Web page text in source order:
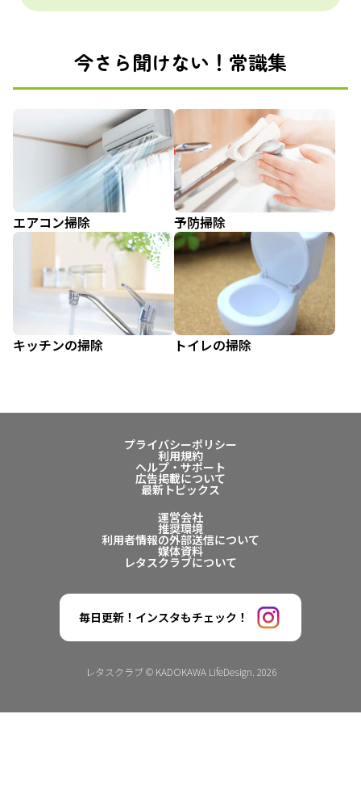
今さら聞けない！常識集
エアコン掃除 予防掃除
キッチンの掃除 トイレの掃除
プライバシーポリシー
利用規約
ヘルプ・サポート
広告掲載について
最新トピックス
運営会社
推奨環境
利用者情報の外部送信について
媒体資料
レタスクラブについて
毎日更新！インスタもチェック！
レタスクラブ © KADOKAWA LifeDesign. 2026